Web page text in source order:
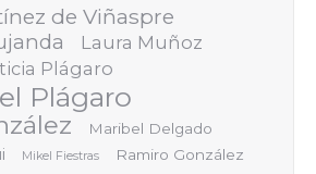
de Viñaspre
Laura Muñoz
Plágaro
Plágaro
Maribel Delgado
Mikel Fiestras Ramiro González